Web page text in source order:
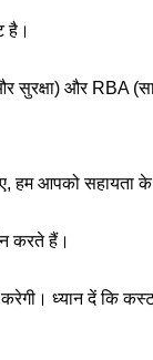
है।
और RBA
हम आपको सहायता
करते हैं।
ध्यान दें कि